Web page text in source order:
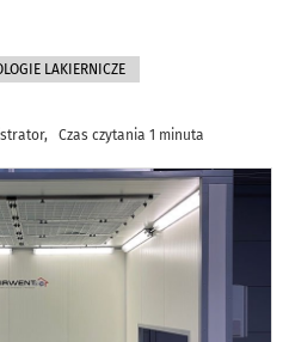
LAKIERNICZE
Czas czytania 1 minuta